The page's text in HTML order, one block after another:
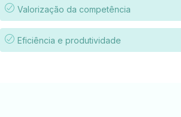
Valorização da competência
Eficiência e produtividade